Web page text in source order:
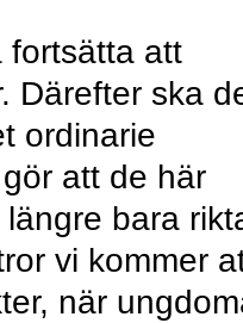
fortsätta att
Därefter ska
ordinarie
att de här
bara
vi kommer
när